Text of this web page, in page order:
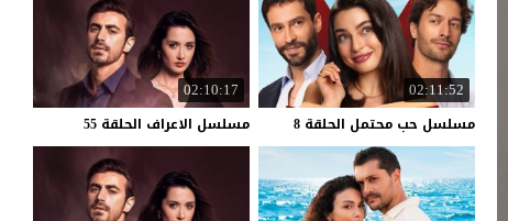
02:11:52
مسلسل حب محتمل الحلقة 8
02:10:17
مسلسل الاعراف الحلقة 55